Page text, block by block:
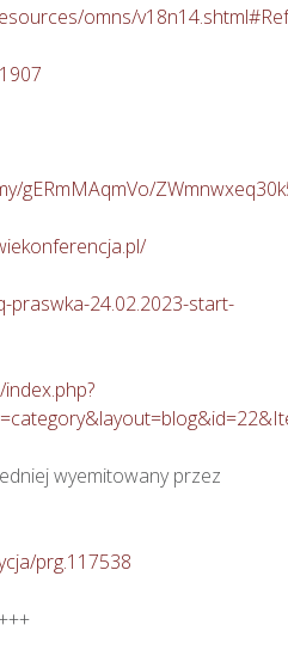
omns/
gERmMAqmVo/
praswka-24.02.2023-start-
wyemitowany przez
prg.117538